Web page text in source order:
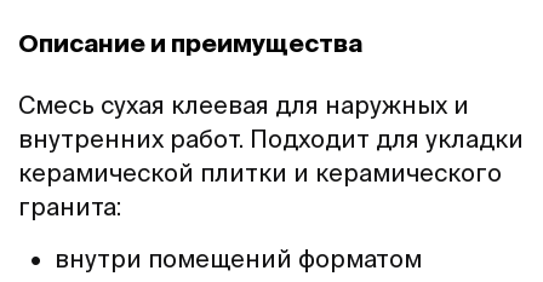
Описание и преимущества
Смесь сухая клеевая для наружных и
внутренних работ. Подходит для укладки
керамической плитки и керамического
гранита:
внутри помещений форматом